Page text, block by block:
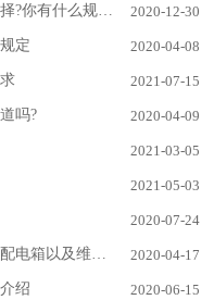
你有什么规则? 2020-12-30
定 2020-04-08
2021-07-15
吗? 2020-04-09
2021-03-05
2021-05-03
2020-07-24
以及维护事项 2020-04-17
绍 2020-06-15